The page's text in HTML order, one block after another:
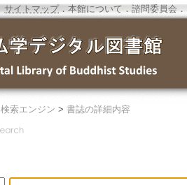
サイトマップ．本館について ． 諮問委員会 ．
検索エンジン > 書誌の詳細内容